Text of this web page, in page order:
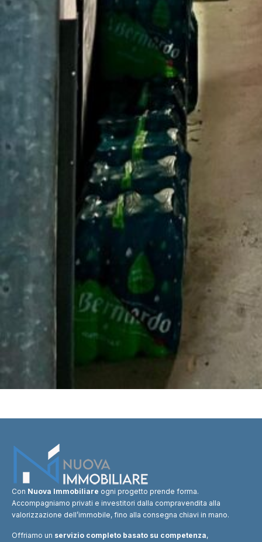
Con Nuova Immobiliare ogni progetto prende forma.
Accompagniamo privati e investitori dalla compravendita alla
valorizzazione dell’immobile, fino alla consegna chiavi in mano.
Offriamo un servizio completo basato su competenza,